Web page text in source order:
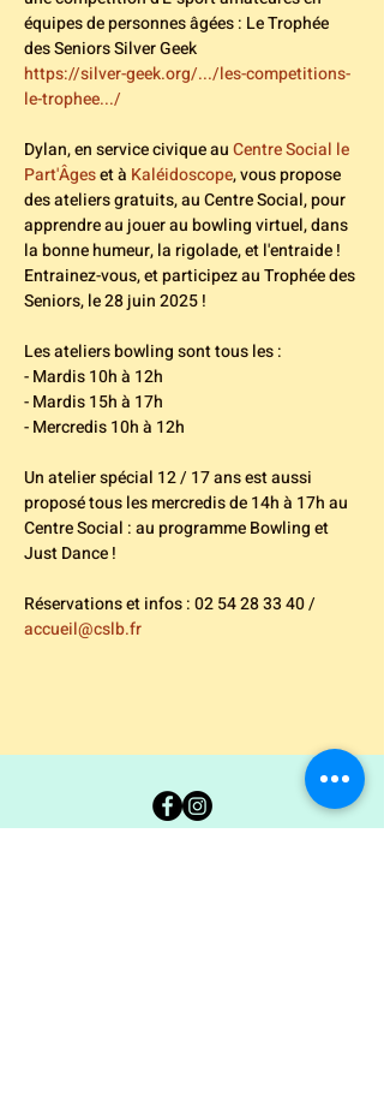
équipes de personnes âgées : Le Trophée
des Seniors Silver Geek
https://silver-geek.org/.../les-competitions-
le-trophee.../
Dylan, en service civique au Centre Social le
Part'Âges et à Kaléidoscope, vous propose
des ateliers gratuits, au Centre Social, pour
apprendre au jouer au bowling virtuel, dans
la bonne humeur, la rigolade, et l'entraide !
Entrainez-vous, et participez au Trophée des
Seniors, le 28 juin 2025 !
Les ateliers bowling sont tous les :
- Mardis 10h à 12h
- Mardis 15h à 17h
- Mercredis 10h à 12h
Un atelier spécial 12 / 17 ans est aussi
proposé tous les mercredis de 14h à 17h au
Centre Social : au programme Bowling et
Just Dance !
Réservations et infos : 02 54 28 33 40 /
accueil@cslb.fr